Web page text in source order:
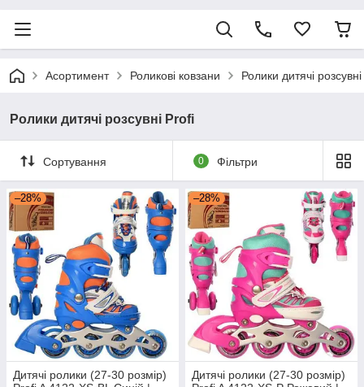
Асортимент Роликові ковзани Ролики дитячі
Ролики дитячі розсувні Profi
Сортування 0 Фільтри
–28%
Дитячі ролики (27-30 розмір)
–28%
Дитячі ролики (27-30 розмір)